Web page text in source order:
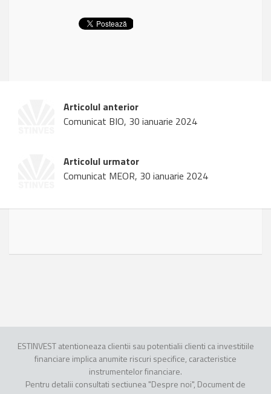
Articolul anterior
Comunicat BIO, 30 ianuarie 2024
Articolul urmator
Comunicat MEOR, 30 ianuarie 2024
ESTINVEST atentioneaza clientii sau potentialii clienti ca investitiile
financiare implica anumite riscuri specifice, caracteristice
instrumentelor financiare.
Pentru detalii consultati sectiunea "Despre noi", Document de